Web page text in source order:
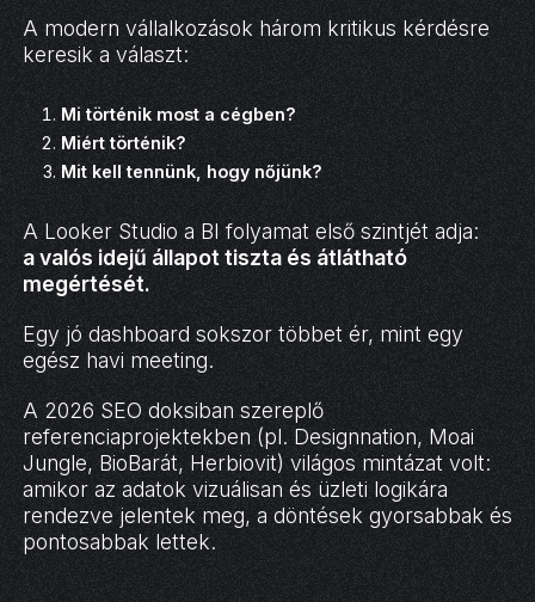
A modern vállalkozások három kritikus kérdésre
keresik a választ:
Mi történik most a cégben?
Miért történik?
Mit kell tennünk, hogy nőjünk?
A Looker Studio a BI folyamat első szintjét adja:
a valós idejű állapot tiszta és átlátható
megértését.
Egy jó dashboard sokszor többet ér, mint egy
egész havi meeting.
A 2026 SEO doksiban szereplő
referenciaprojektekben (pl. Designnation, Moai
Jungle, BioBarát, Herbiovit) világos mintázat volt:
amikor az adatok vizuálisan és üzleti logikára
rendezve jelentek meg, a döntések gyorsabbak és
pontosabbak lettek.